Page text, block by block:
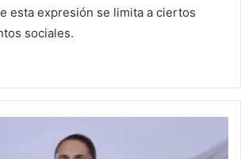
esta expresión se limita a ciertos
sociales.